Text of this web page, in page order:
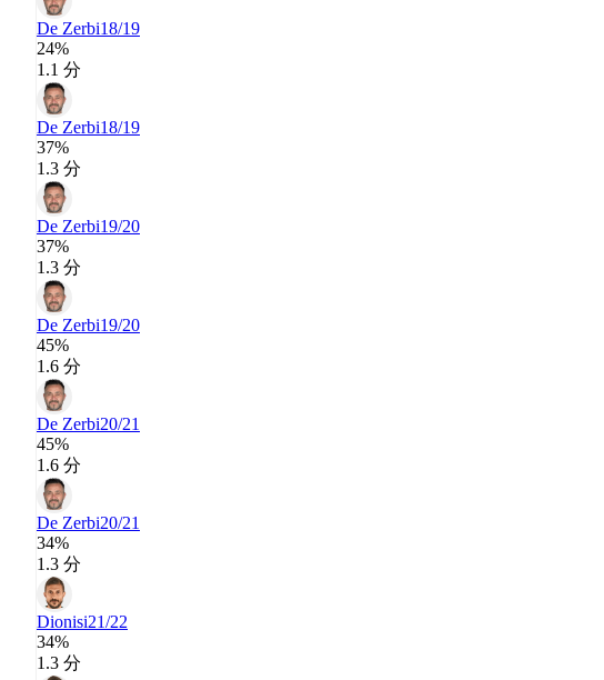
De Zerbi18/19
24%
1.1 分
De Zerbi18/19
37%
1.3 分
De Zerbi19/20
37%
1.3 分
De Zerbi19/20
45%
1.6 分
De Zerbi20/21
45%
1.6 分
De Zerbi20/21
34%
1.3 分
Dionisi21/22
34%
1.3 分